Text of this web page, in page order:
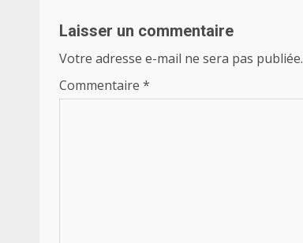
Laisser un commentaire
Votre adresse e-mail ne sera pas publiée.
Commentaire *